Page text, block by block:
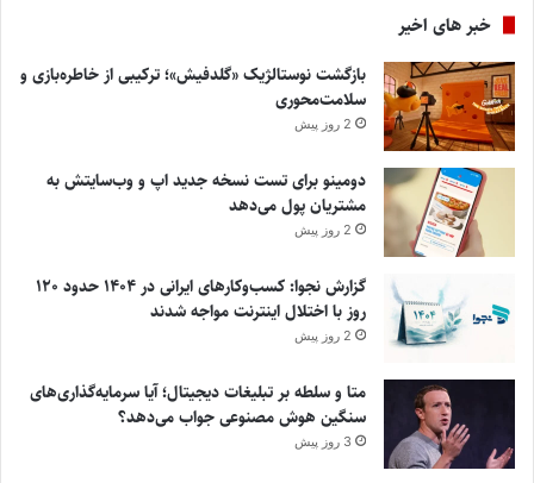
خبر های اخیر
بازگشت نوستالژیک «گلدفیش»؛ ترکیبی از خاطره‌بازی و
سلامت‌محوری
2 روز پیش
دومینو برای تست نسخه جدید اپ و وب‌سایتش به
مشتریان پول می‌دهد
2 روز پیش
گزارش نجوا: کسب‌وکارهای ایرانی در ۱۴۰۴ حدود ۱۲۰
روز با اختلال اینترنت مواجه شدند
2 روز پیش
متا و سلطه بر تبلیغات دیجیتال؛ آیا سرمایه‌گذاری‌های
سنگین هوش مصنوعی جواب می‌دهد؟
3 روز پیش